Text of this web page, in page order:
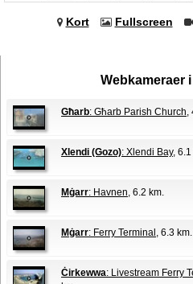
Kort Fullscreen
Webkameraer
Għarb: Għarb Parish Church
Xlendi (Gozo): Xlendi Bay, 6.1
Mġarr: Havnen , 6.2 km.
Mġarr: Ferry Terminal , 6.3 km.
Ċirkewwa: Livestream Ferry